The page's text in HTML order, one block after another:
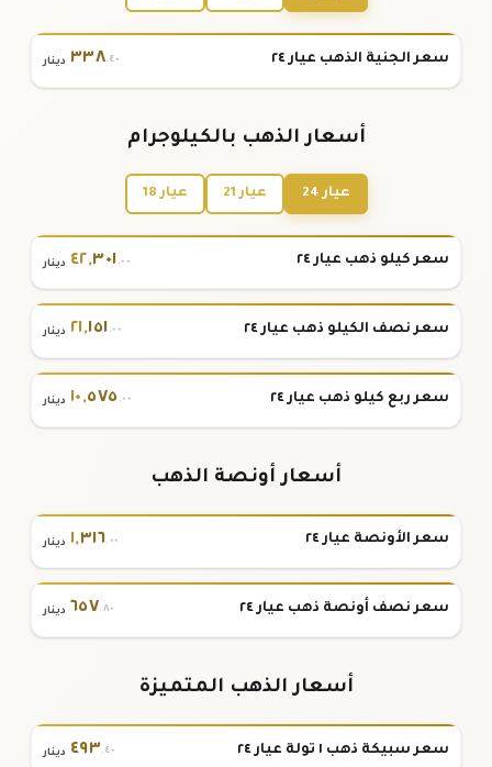
سعر الجنية الذهب عيار ٢٤ ٣٣٨.٤٠ دينار
أسعار الذهب بالكيلوجرام
عيار 24 عيار 21 عيار 18
سعر كيلو ذهب عيار ٢٤ ٤٢,٣٠١.٠٠ دينار
سعر نصف الكيلو ذهب عيار ٢٤ ٢١,١٥١.٠٠ دينار
سعر ربع كيلو ذهب عيار ٢٤ ١٠,٥٧٥ .٠٠ دينار
أسعار أونصة الذهب
سعر الأونصة عيار ٢٤ ١,٣١٦.٠٠ دينار
سعر نصف أونصة ذهب عيار ٢٤ ٦٥٧.٨٠ دينار
أسعار الذهب المتميزة
سعر سبيكة ذهب ١ تولة عيار ٢٤ ٤٩٣.٤٠ دينار